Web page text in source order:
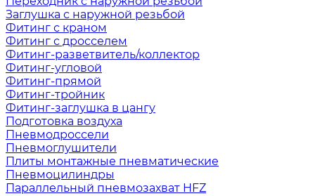
Заглушка с наружной резьбой
Фитинг с краном
Фитинг с дросселем
Фитинг-разветвитель/коллектор
Фитинг-угловой
Фитинг-прямой
Фитинг-тройник
Фитинг-заглушка в цангу
Подготовка воздуха
Пневмодроссели
Пневмоглушители
Плиты монтажные пневматические
Пневмоцилиндры
Параллельный пневмозахват HFZ